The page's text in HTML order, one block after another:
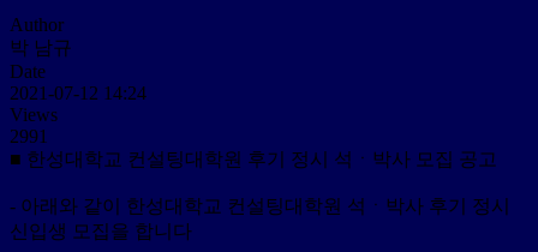
Author
박 남규
Date
2021-07-12 14:24
Views
2991
■ 한성대학교 컨설팅대학원 후기 정시 석ㆍ박사 모집 공고
- 아래와 같이 한성대학교 컨설팅대학원 석ㆍ박사 후기 정시
신입생 모집을 합니다